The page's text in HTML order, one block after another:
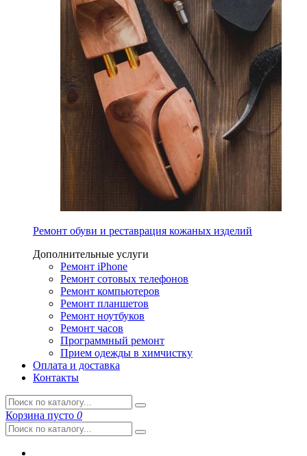
Ремонт обуви и реставрация кожаных изделий
Дополнительные услуги
Ремонт iPhone
Ремонт сотовых телефонов
Ремонт компьютеров
Ремонт планшетов
Ремонт ноутбуков
Ремонт часов
Программный ремонт
Прием одежды в химчистку
Оплата и доставка
Контакты
Корзина пусто 0